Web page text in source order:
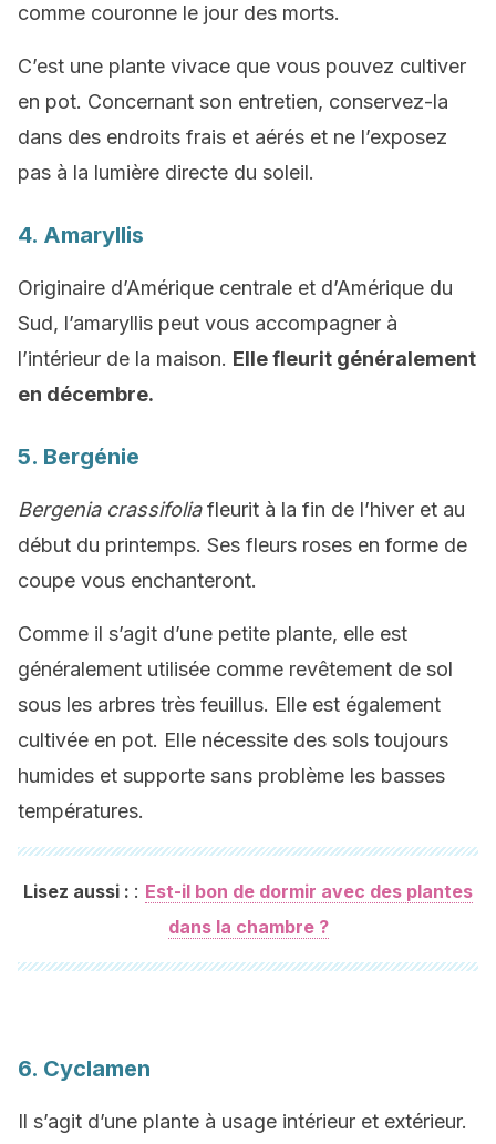
comme couronne le jour des morts.
C’est une plante vivace que vous pouvez cultiver
en pot. Concernant son entretien, conservez-la
dans des endroits frais et aérés et ne l’exposez
pas à la lumière directe du soleil.
4. Amaryllis
Originaire d’Amérique centrale et d’Amérique du
Sud, l’amaryllis peut vous accompagner à
l’intérieur de la maison. Elle fleurit généralement
en décembre.
5. Bergénie
Bergenia crassifoliafleurit à la fin de l’hiver et au
début du printemps. Ses fleurs roses en forme de
coupe vous enchanteront.
Comme il s’agit d’une petite plante, elle est
généralement utilisée comme revêtement de sol
sous les arbres très feuillus. Elle est également
cultivée en pot. Elle nécessite des sols toujours
humides et supporte sans problème les basses
températures.
Lisez aussi : : Est-il bon de dormir avec des plantes
dans la chambre ?
6. Cyclamen
Il s’agit d’une plante à usage intérieur et extérieur.